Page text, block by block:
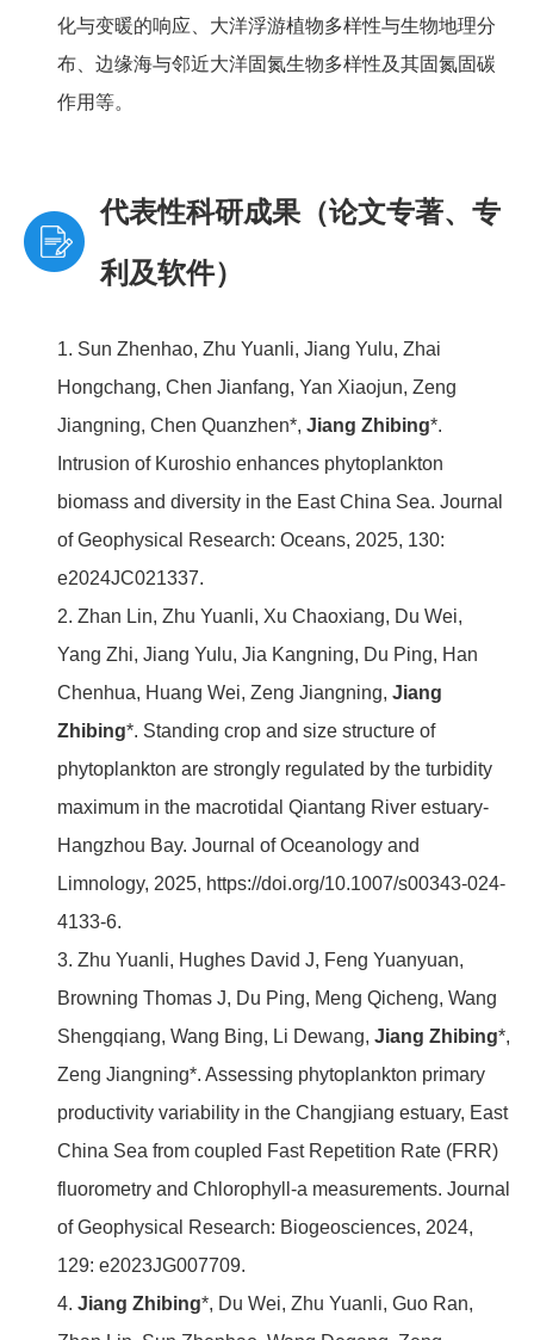
化与变暖的响应、大洋浮游植物多样性与生物地理分
布、边缘海与邻近大洋固氮生物多样性及其固氮固碳
作用等。
代表性科研成果（论文专著、专
利及软件）
1. Sun Zhenhao, Zhu Yuanli, Jiang Yulu, Zhai
Hongchang, Chen Jianfang, Yan Xiaojun, Zeng
Jiangning, Chen Quanzhen*, Jiang Zhibing*.
Intrusion of Kuroshio enhances phytoplankton
biomass and diversity in the East China Sea. Journal
of Geophysical Research: Oceans, 2025, 130:
e2024JC021337.
2. Zhan Lin, Zhu Yuanli, Xu Chaoxiang, Du Wei,
Yang Zhi, Jiang Yulu, Jia Kangning, Du Ping, Han
Chenhua, Huang Wei, Zeng Jiangning, Jiang
Zhibing*. Standing crop and size structure of
phytoplankton are strongly regulated by the turbidity
maximum in the macrotidal Qiantang River estuary-
Hangzhou Bay. Journal of Oceanology and
Limnology, 2025, https://doi.org/10.1007/s00343-024-
4133-6.
3. Zhu Yuanli, Hughes David J, Feng Yuanyuan,
Browning Thomas J, Du Ping, Meng Qicheng, Wang
Shengqiang, Wang Bing, Li Dewang, Jiang Zhibing*,
Zeng Jiangning*. Assessing phytoplankton primary
productivity variability in the Changjiang estuary, East
China Sea from coupled Fast Repetition Rate (FRR)
fluorometry and Chlorophyll-a measurements. Journal
of Geophysical Research: Biogeosciences, 2024,
129: e2023JG007709.
4. Jiang Zhibing*, Du Wei, Zhu Yuanli, Guo Ran,